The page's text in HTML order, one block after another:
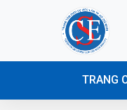
TRANG